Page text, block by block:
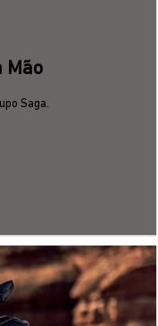
nova com